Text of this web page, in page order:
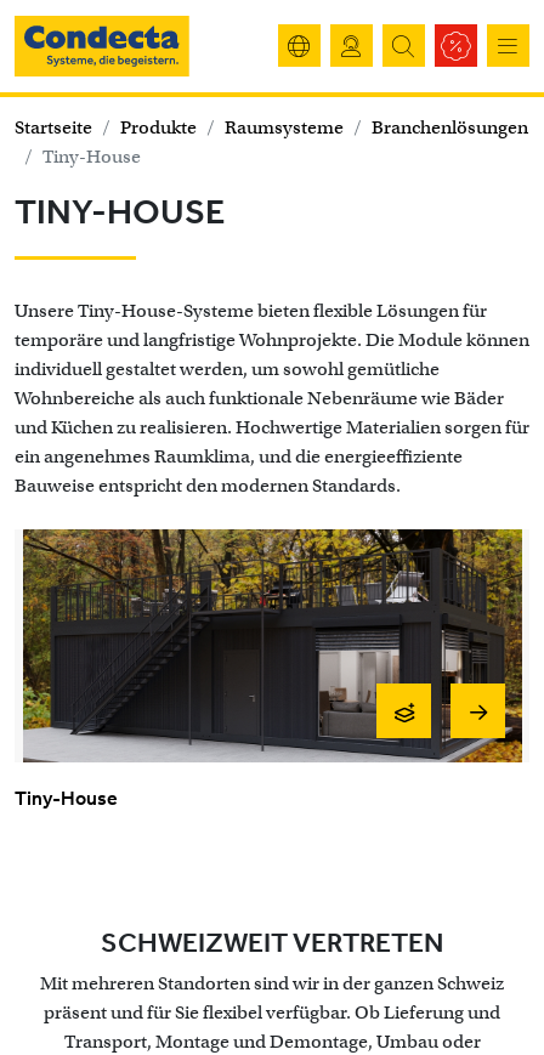
Startseite Produkte Raumsysteme
Branchenlösungen
Tiny-House
TINY-HOUSE
Unsere Tiny-House-Systeme bieten flexible Lösungen für
temporäre und langfristige Wohnprojekte. Die Module können
individuell gestaltet werden, um sowohl gemütliche
Wohnbereiche als auch funktionale Nebenräume wie Bäder
und Küchen zu realisieren. Hochwertige Materialien sorgen für
ein angenehmes Raumklima, und die energieeffiziente
Bauweise entspricht den modernen Standards.
Tiny-House
SCHWEIZWEIT VERTRETEN
Mit mehreren Standorten sind wir in der ganzen Schweiz
präsent und für Sie flexibel verfügbar. Ob Lieferung und
Transport, Montage und Demontage, Umbau oder